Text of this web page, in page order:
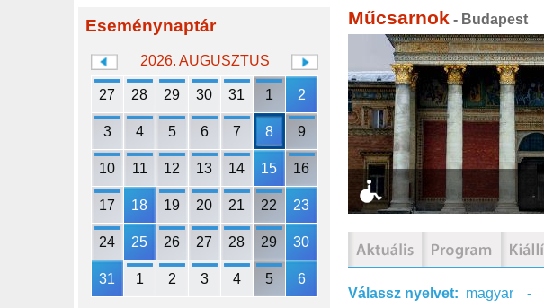
Eseménynaptár
2026. AUGUSZTUS
27 28 29 30 31 1 2
3 4 5 6 7 8 9
10 11 12 13 14 15 16
17 18 19 20 21 22 23
24 25 26 27 28 29 30
31 1 2 3 4 5 6
Műcsarnok - Budapest
Válassz nyelvet: magyar -